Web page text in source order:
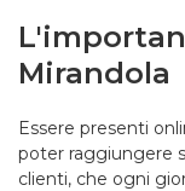
Mirandola
Essere presenti
poter raggiungere
clienti, che ogni